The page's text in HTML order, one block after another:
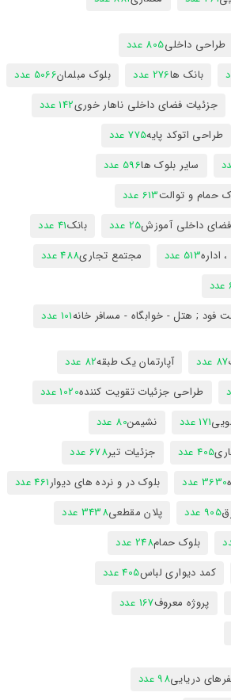
طراحی داخلی805 عدد
بانک ها276 عدد بلوک مبلمان5066 عدد
جزئیات فضای داخلی ناهار خوری142 عدد
طراحی اتوکد پایه775 عدد
سایر بلوک ها596 عدد
حمام و توالت613 عدد
فضای داخلی آموزش25 عدد بانک41 عدد
اداره513 عدد مجتمع تجاری488 عدد
فود ; هتل - خوابگاه - مسافر خانه101 عدد
87 عدد آپارتمان یک طبقه82 عدد
طراحی جزئیات تقویت کننده1020 عدد
171 عدد نشیمن80 عدد
405 عدد جزئیات تیر678 عدد
3630 عدد بلوک در و نرده های دیوار461 عدد
905 عدد پلان مقطعی3438 عدد
بلوک حمام248 عدد
کمد دیواری لباس405 عدد
پروژه معروف167 عدد
دریایی98 عدد